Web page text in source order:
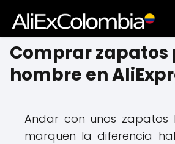
Comprar zapatos
hombre en
Andar con unos zapatos
marquen la diferencia